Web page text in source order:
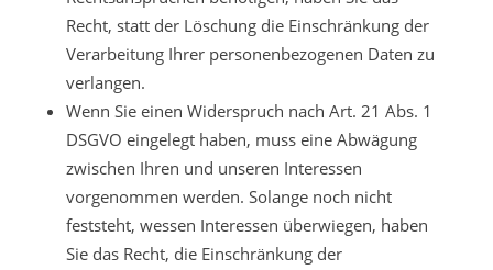
Recht, statt der Löschung die Einschränkung der
Verarbeitung Ihrer personenbezogenen Daten zu
verlangen.
Wenn Sie einen Widerspruch nach Art. 21 Abs. 1
DSGVO eingelegt haben, muss eine Abwägung
zwischen Ihren und unseren Interessen
vorgenommen werden. Solange noch nicht
feststeht, wessen Interessen überwiegen, haben
Sie das Recht, die Einschränkung der